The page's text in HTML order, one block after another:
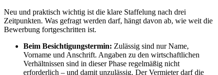
Neu und praktisch wichtig ist die klare Staffelung nach drei
Zeitpunkten. Was gefragt werden darf, hängt davon ab, wie weit die
Bewerbung fortgeschritten ist.
Beim Besichtigungstermin: Zulässig sind nur Name,
Vorname und Anschrift. Angaben zu den wirtschaftlichen
Verhältnissen sind in dieser Phase regelmäßig nicht
erforderlich – und damit unzulässig. Der Vermieter darf die